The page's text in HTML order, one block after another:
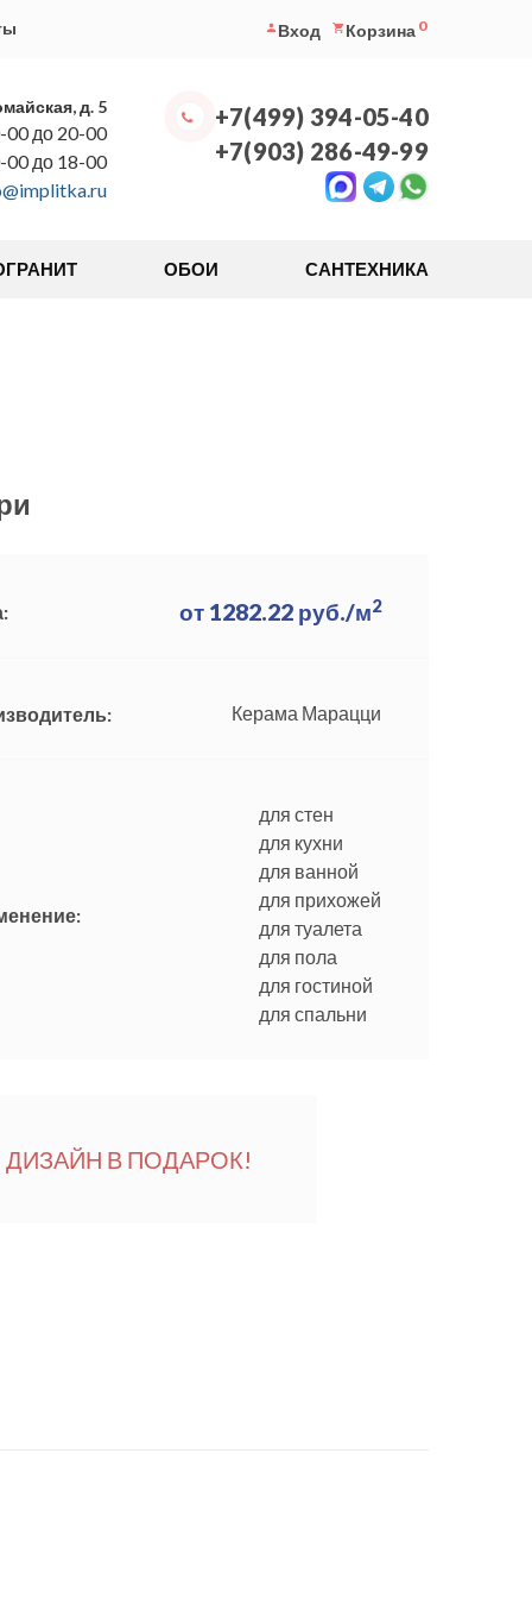
Вход Корзина 0
д. 5
до 20-00
00 до 18-00
+7(499) 394-05-40
+7(903) 286-49-99
ОБОИ САНТЕХНИКА
от 1282.22 руб./м2
Керама Марацци
для стен
для кухни
для ванной
для прихожей
для туалета
для пола
для гостиной
для спальни
ДИЗАЙН В ПОДАРОК!